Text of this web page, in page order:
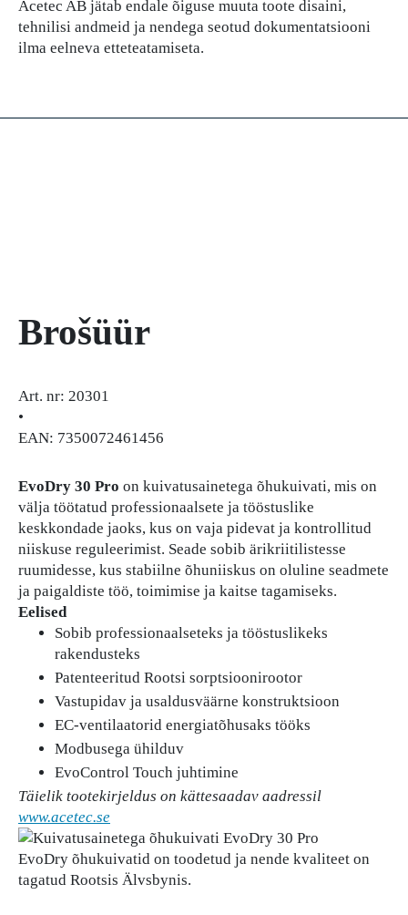
Acetec AB jätab endale õiguse muuta toote disaini,
tehnilisi andmeid ja nendega seotud dokumentatsiooni
ilma eelneva etteteatamiseta.
Brošüür
Art. nr: 20301
•
EAN: 7350072461456
EvoDry 30 Pro on kuivatusainetega õhukuivati, mis on
välja töötatud professionaalsete ja tööstuslike
keskkondade jaoks, kus on vaja pidevat ja kontrollitud
niiskuse reguleerimist. Seade sobib ärikriitilistesse
ruumidesse, kus stabiilne õhuniiskus on oluline seadmete
ja paigaldiste töö, toimimise ja kaitse tagamiseks.
Eelised
Sobib professionaalseteks ja tööstuslikeks
rakendusteks
Patenteeritud Rootsi sorptsioonirootor
Vastupidav ja usaldusväärne konstruktsioon
EC-ventilaatorid energiatõhusaks tööks
Modbusega ühilduv
EvoControl Touch juhtimine
Täielik tootekirjeldus on kättesaadav aadressil
www.acetec.se
EvoDry õhukuivatid on toodetud ja nende kvaliteet on
tagatud Rootsis Älvsbynis.